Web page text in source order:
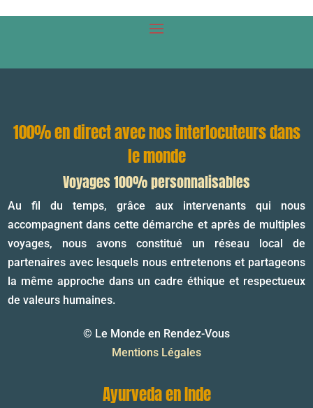
100% en direct avec nos interlocuteurs dans
le monde
Voyages 100% personnalisables
Au fil du temps, grâce aux intervenants qui nous
accompagnent dans cette démarche et après de multiples
voyages, nous avons constitué un réseau local de
partenaires avec lesquels nous entretenons et partageons
la même approche dans un cadre éthique et respectueux
de valeurs humaines.
© Le Monde en Rendez-Vous
Mentions Légales
Ayurveda en Inde